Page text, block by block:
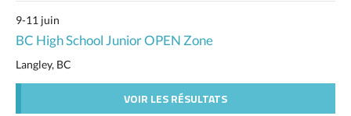
9-11 juin
BC High School Junior OPEN Zone
Langley, BC
VOIR LES RÉSULTATS